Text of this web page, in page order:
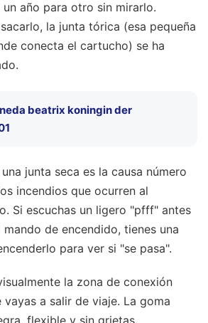
año para otro sin mirarlo.
la junta tórica (esa pequeña
conecta el cartucho) se ha
beatrix koningin der
junta seca es la causa número
incendios que ocurren al
Si escuchas un ligero "pfff" antes
de encendido, tienes una
para ver si "se pasa".
la zona de conexión
vayas a salir de viaje. La goma